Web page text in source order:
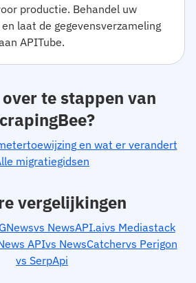
productie. Behandel uw
laat de gegevensverzameling
APITube.
te stappen van
en wat er verandert
migratiegidsen
vergelijkingen
vs NewsAPI.aivs Mediastack
APIvs NewsCatchervs Perigon
vs SerpApi